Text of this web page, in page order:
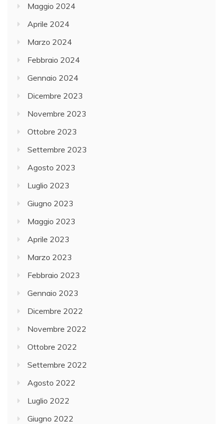
Maggio 2024
Aprile 2024
Marzo 2024
Febbraio 2024
Gennaio 2024
Dicembre 2023
Novembre 2023
Ottobre 2023
Settembre 2023
Agosto 2023
Luglio 2023
Giugno 2023
Maggio 2023
Aprile 2023
Marzo 2023
Febbraio 2023
Gennaio 2023
Dicembre 2022
Novembre 2022
Ottobre 2022
Settembre 2022
Agosto 2022
Luglio 2022
Giugno 2022